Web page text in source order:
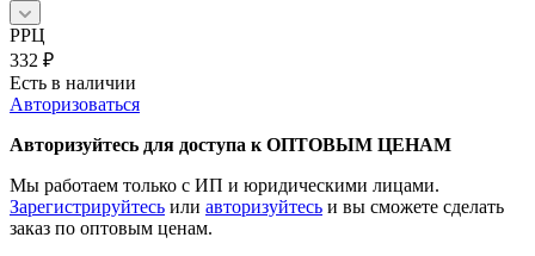
РРЦ
332 ₽
Есть в наличии
Авторизоваться
Авторизуйтесь для доступа к ОПТОВЫМ ЦЕНАМ
Мы работаем только с ИП и юридическими лицами.
Зарегистрируйтесь или авторизуйтесь и вы сможете сделать
заказ по оптовым ценам.